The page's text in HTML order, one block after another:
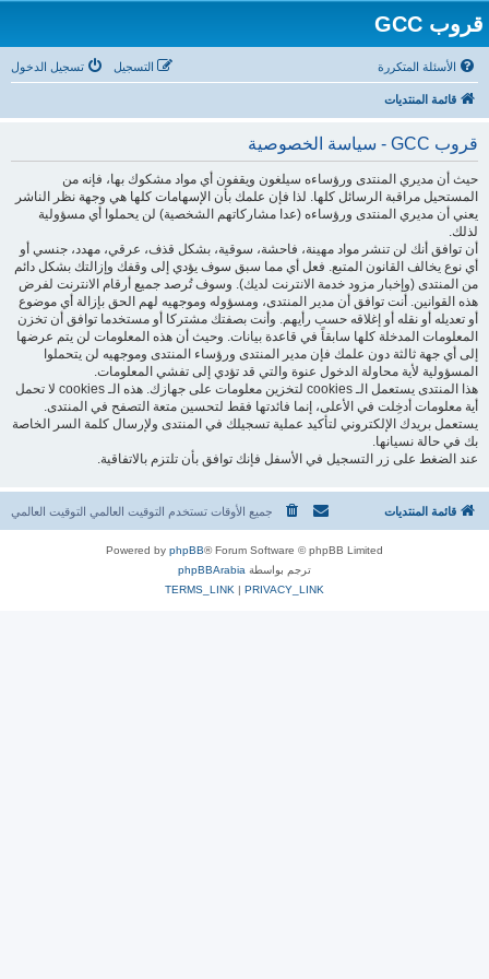
قروب GCC
الأسئلة المتكررة تسجيل الدخول التسجيل
قائمة المنتديات
قروب GCC - سياسة الخصوصية
حيث أن مديري المنتدى ورؤساءه سيلغون ويقفون أي مواد مشكوك بها، فإنه من
المستحيل مراقبة الرسائل كلها. لذا فإن علمك بأن الإسهامات كلها هي وجهة نظر الناشر
يعني أن مديري المنتدى ورؤساءه (عدا مشاركاتهم الشخصية) لن يحملوا أي مسؤولية
لذلك.
أن توافق أنك لن تنشر مواد مهينة، فاحشة، سوقية، بشكل قذف، عرقي، مهدد، جنسي أو
أي نوع يخالف القانون المتبع. فعل أي مما سبق سوف يؤدي إلى وقفك وإزالتك بشكل دائم
من المنتدى (وإخبار مزود خدمة الانترنت لديك). وسوف تُرصد جميع أرقام الانترنت لفرض
هذه القوانين. أنت توافق أن مدير المنتدى، ومسؤوله وموجهيه لهم الحق بإزالة أي موضوع
أو تعديله أو نقله أو إغلاقه حسب رأيهم. وأنت بصفتك مشتركا أو مستخدما توافق أن تخزن
المعلومات المدخلة كلها سابقاً في قاعدة بيانات. وحيث أن هذه المعلومات لن يتم عرضها
إلى أي جهة ثالثة دون علمك فإن مدير المنتدى ورؤساء المنتدى وموجهيه لن يتحملوا
المسؤولية لأية محاولة الدخول عنوة والتي قد تؤدي إلى تفشي المعلومات.
هذا المنتدى يستعمل الـ cookies لتخزين معلومات على جهازك. هذه الـ cookies لا تحمل
أية معلومات أدخِلت في الأعلى، إنما فائدتها فقط لتحسين متعة التصفح في المنتدى.
يستعمل بريدك الإلكتروني لتأكيد عملية تسجيلك في المنتدى ولإرسال كلمة السر الخاصة
بك في حالة نسيانها.
عند الضغط على زر التسجيل في الأسفل فإنك توافق بأن تلتزم بالاتفاقية.
قائمة المنتديات جميع الأوقات تستخدم التوقيت العالمي التوقيت العالمي
Powered by phpBB® Forum Software © phpBB Limited
ترجم بواسطة phpBBArabia
PRIVACY_LINK
|
TERMS_LINK